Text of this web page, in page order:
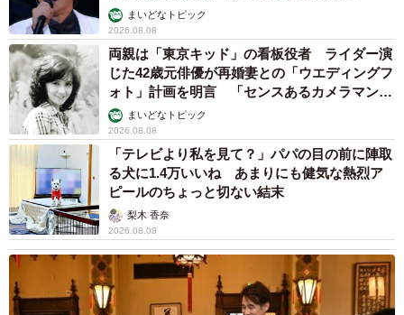
まいどなトピック
2026.08.08
両親は「東京キッド」の看板役者 ライダー演
じた42歳元俳優が再婚妻との「ウエディングフ
ォト」計画を明言 「センスあるカメラマン求
む」まいどなトピック
2026.08.08
「テレビより私を見て？」パパの目の前に陣取
る犬に1.4万いいね あまりにも健気な熱烈ア
ピールのちょっと切ない結末
梨木 香奈
2026.08.08